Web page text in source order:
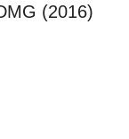
(2016)